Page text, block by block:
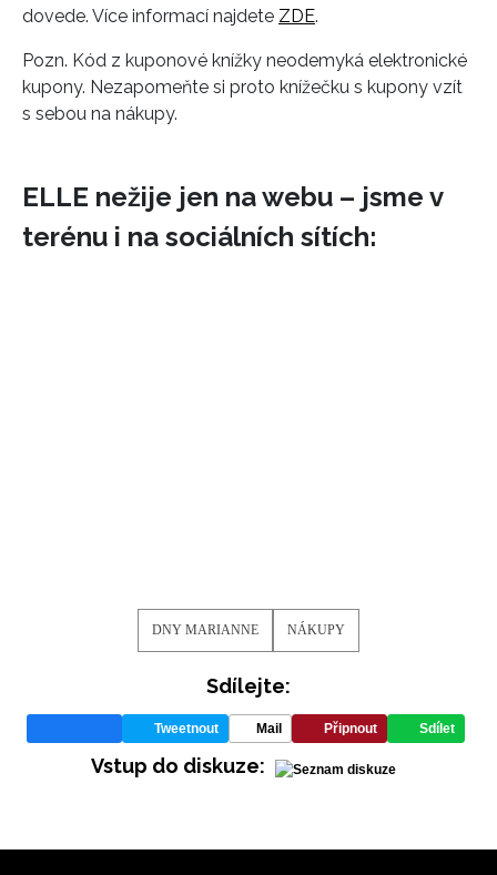
dovede. Více informací najdete ZDE.
Pozn. Kód z kuponové knížky neodemyká elektronické
kupony. Nezapomeňte si proto knížečku s kupony vzít
s sebou na nákupy.
ELLE nežije jen na webu – jsme v
terénu i na sociálních sítích:
DNY MARIANNE NÁKUPY
Sdílejte:
Tweetnout Mail Připnout Sdílet
Vstup do diskuze: